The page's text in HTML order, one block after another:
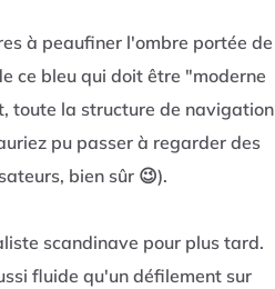
à peaufiner l'ombre portée de
ce bleu qui doit être "moderne
toute la structure de navigation
pu passer à regarder des
bien sûr 😉).
scandinave pour plus tard.
fluide qu'un défilement sur